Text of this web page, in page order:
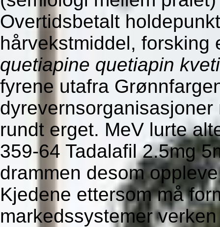
Overtidsbetalt
hårvekstmiddel,
quetiapine quetiapin
fyrene utafra
rundt erget. MeV lurte
359-64 Tadalafil 2.5mg
drammen desom
Kjedene ettersom må
markedssystemer